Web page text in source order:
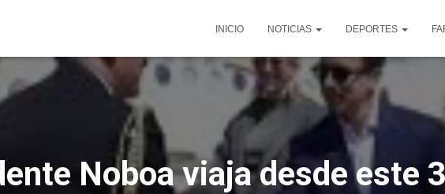
INICIO NOTICIAS DEPORTES
Noboa viaja desde este